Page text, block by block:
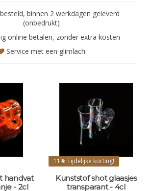
binnen 2 werkdagen geleverd
(onbedrukt)
online betalen, zonder extra kosten
Service met een glimlach
handvat
- 2cl
11% Tijdelijke korting!
Kunststof shot glaasjes
transparant - 4cl